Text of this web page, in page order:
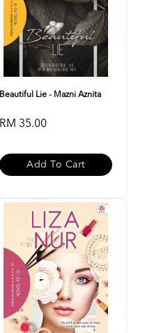
Beautiful Lie - Mazni Aznita
RM 35.00
Add To Cart